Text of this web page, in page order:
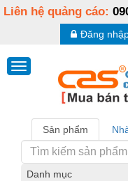
Liên hệ quảng cáo:
Đăng
Sản phẩm
Danh mục